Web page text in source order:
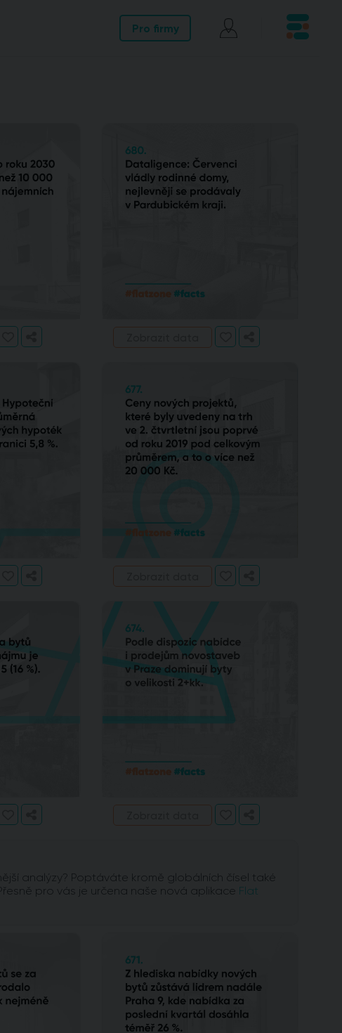
Pro firmy
analýzy? Poptáváte kromě globálních čísel také
pro vás je určena naše nová aplikace Flat